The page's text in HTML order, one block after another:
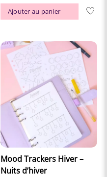
Ajouter au panier
Mood Trackers Hiver –
Nuits d’hiver